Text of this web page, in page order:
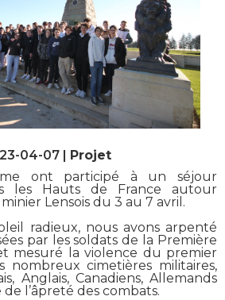
04-07 |
Projet
ont participé à un séjour
les Hauts de France autour
Lensois du 3 au 7 avril.
radieux, nous avons arpenté
par les soldats de la Première
mesuré la violence du premier
nombreux cimetières militaires,
Anglais, Canadiens, Allemands
l’âpreté des combats.